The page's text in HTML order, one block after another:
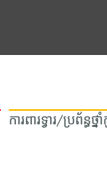
ការពារទ្វារ/ប្រព័ន្ធថ្ន